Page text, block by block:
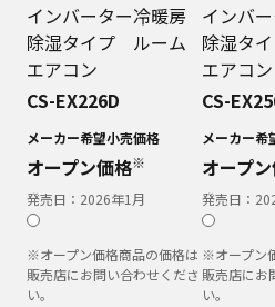
インバーター冷暖房
除湿タイプ ルーム
エアコン
CS-EX226D
メーカー希望小売価格
オープン価格※
発売日： 2026年1月
※オープン価格商品の価格は
販売店にお問い合わせくださ
い。
インバ
除湿タ
エアコン
CS-
メーカー希
オープ
発売日：
※オープン
販売店にお
い。